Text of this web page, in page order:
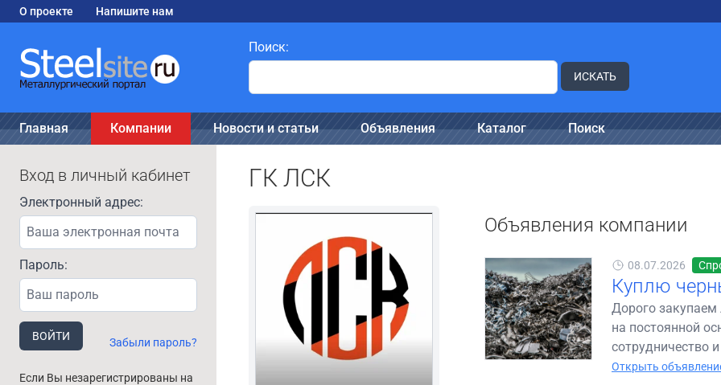
О проекте Напишите нам
Поиск:
ИСКАТЬ
Главная Компании Новости и статьи Объявления Каталог Поиск
Вход в личный кабинет
Электронный адрес:
Пароль:
ВОЙТИ Забыли пароль?
Если Вы незарегистрированы на
ГК ЛСК
Объявления компании
08.07.2026
Куплю
Дорого
на постоянной
сотрудничество
Открыть